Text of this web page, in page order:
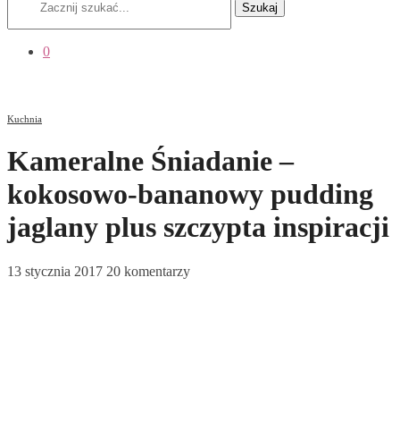
Szukaj
0
Kuchnia
Kameralne Śniadanie –
kokosowo-bananowy pudding
jaglany plus szczypta inspiracji
13 stycznia 2017 20 komentarzy